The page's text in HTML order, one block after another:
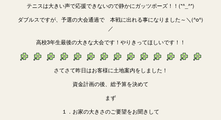
テニスは大きい声で応援できないので静かにガッツポーズ！！(*^_^*)
ダブルスですが、予選の大会通過で 本戦に出れる事になりました～＼(^o^)
／
高校3年生最後の大きな大会です！やりきってほしいです！！
さてさて昨日はお客様に土地案内をしました！
資金計画の後、総予算を決めて
まず
１．お家の大きさのご要望をお聞きして